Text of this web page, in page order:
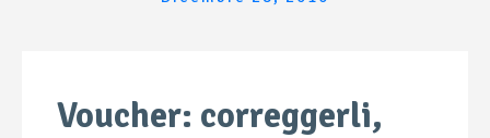
Voucher: correggerli,